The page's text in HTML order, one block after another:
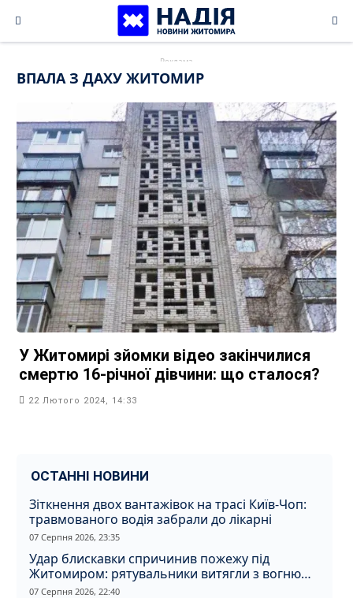
content
ВПАЛА З ДАХУ ЖИТОМИР
У Житомирі зйомки відео закінчилися
смертю 16-річної дівчини: що сталося?
22 Лютого 2024, 14:33
ОСТАННІ НОВИНИ
Зіткнення двох вантажівок на трасі Київ-Чоп:
травмованого водія забрали до лікарні
07 Серпня 2026, 23:35
Удар блискавки спричинив пожежу під
Житомиром: рятувальники витягли з вогню
кота
07 Серпня 2026, 22:40